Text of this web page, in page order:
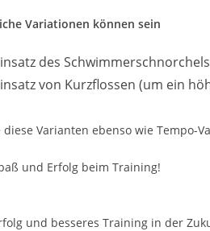
Variationen können sein
des
von Kurzflossen (um ein
diese Varianten ebenso wie Tempo-
und Erfolg beim Training!
und besseres Training in der